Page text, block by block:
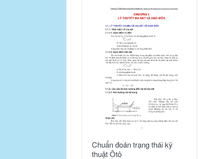
Chuẩn đoán trạng thái kỹ
thuật Ôtô